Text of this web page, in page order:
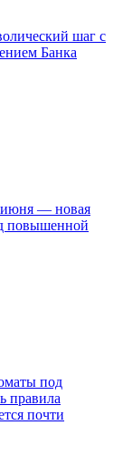
шаг с
Банка
— новая
повышенной
под
правила
почти